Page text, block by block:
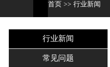
首页 >> 行业新闻
行业新闻
常见问题